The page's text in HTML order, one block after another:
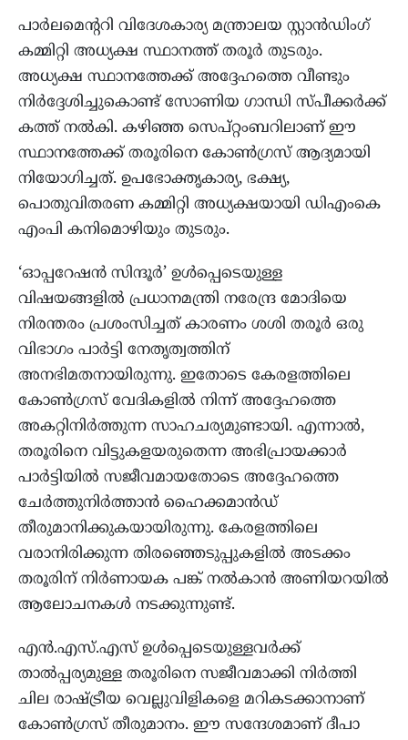
പാർലമെന്ററി വിദേശകാര്യ മന്ത്രാലയ സ്റ്റാൻഡിംഗ്
കമ്മിറ്റി അധ്യക്ഷ സ്ഥാനത്ത് തരൂർ തുടരും.
അധ്യക്ഷ സ്ഥാനത്തേക്ക് അദ്ദേഹത്തെ വീണ്ടും
നിർദ്ദേശിച്ചുകൊണ്ട് സോണിയ ഗാന്ധി സ്പീക്കർക്ക്
കത്ത് നൽകി. കഴിഞ്ഞ സെപ്റ്റംബറിലാണ് ഈ
സ്ഥാനത്തേക്ക് തരൂരിനെ കോൺഗ്രസ് ആദ്യമായി
നിയോഗിച്ചത്. ഉപഭോക്തൃകാര്യ, ഭക്ഷ്യ,
പൊതുവിതരണ കമ്മിറ്റി അധ്യക്ഷയായി ഡിഎംകെ
എംപി കനിമൊഴിയും തുടരും.
‘ഓപ്പറേഷൻ സിന്ദൂർ’ ഉൾപ്പെടെയുള്ള
വിഷയങ്ങളിൽ പ്രധാനമന്ത്രി നരേന്ദ്ര മോദിയെ
നിരന്തരം പ്രശംസിച്ചത് കാരണം ശശി തരൂർ ഒരു
വിഭാഗം പാർട്ടി നേതൃത്വത്തിന്
അനഭിമതനായിരുന്നു. ഇതോടെ കേരളത്തിലെ
കോൺഗ്രസ് വേദികളിൽ നിന്ന് അദ്ദേഹത്തെ
അകറ്റിനിർത്തുന്ന സാഹചര്യമുണ്ടായി. എന്നാൽ,
തരൂരിനെ വിട്ടുകളയരുതെന്ന അഭിപ്രായക്കാർ
പാർട്ടിയിൽ സജീവമായതോടെ അദ്ദേഹത്തെ
ചേർത്തുനിർത്താൻ ഹൈക്കമാൻഡ്
തീരുമാനിക്കുകയായിരുന്നു. കേരളത്തിലെ
വരാനിരിക്കുന്ന തിരഞ്ഞെടുപ്പുകളിൽ അടക്കം
തരൂരിന് നിർണായക പങ്ക് നൽകാൻ അണിയറയിൽ
ആലോചനകൾ നടക്കുന്നുണ്ട്.
എൻ.എസ്.എസ് ഉൾപ്പെടെയുള്ളവർക്ക്
താൽപ്പര്യമുള്ള തരൂരിനെ സജീവമാക്കി നിർത്തി
ചില രാഷ്ട്രീയ വെല്ലുവിളികളെ മറികടക്കാനാണ്
കോൺഗ്രസ് തീരുമാനം. ഈ സന്ദേശമാണ് ദീപാ